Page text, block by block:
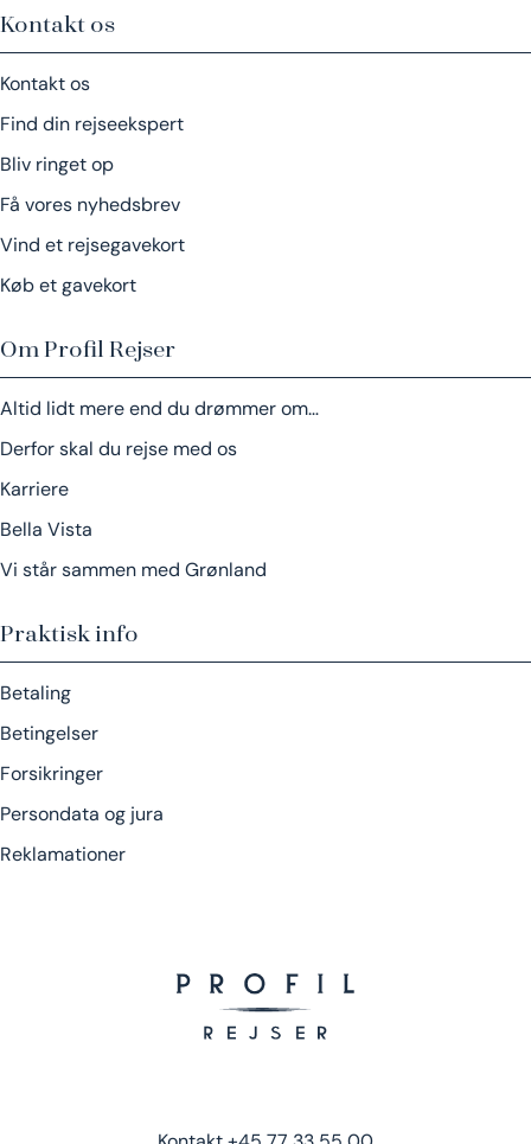
Kontakt os
Kontakt os
Find din rejseekspert
Bliv ringet op
Få vores nyhedsbrev
Vind et rejsegavekort
Køb et gavekort
Om Profil Rejser
Altid lidt mere end du drømmer om…
Derfor skal du rejse med os
Karriere
Bella Vista
Vi står sammen med Grønland
Praktisk info
Betaling
Betingelser
Forsikringer
Persondata og jura
Reklamationer